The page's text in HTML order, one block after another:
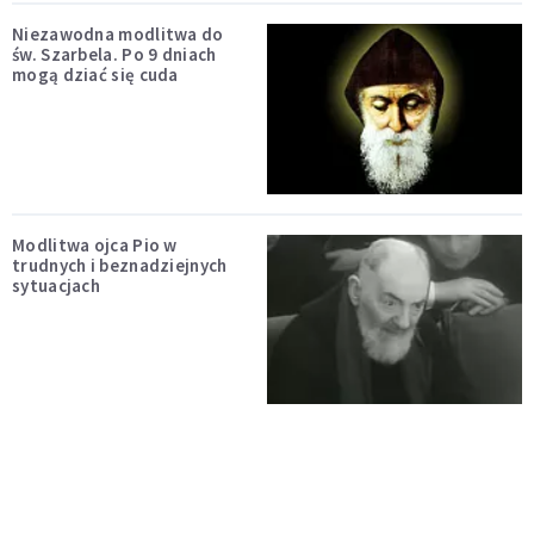
Niezawodna modlitwa do
św. Szarbela. Po 9 dniach
mogą dziać się cuda
Modlitwa ojca Pio w
trudnych i beznadziejnych
sytuacjach